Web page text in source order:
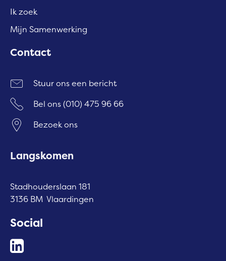
Ik zoek
Mijn Samenwerking
Contact
Stuur ons een bericht
Bel ons(010) 475 96 66
Bezoek ons
Langskomen
Stadhouderslaan 181
3136 BM Vlaardingen
Social